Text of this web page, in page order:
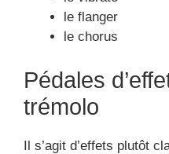
le flanger
le chorus
Pédales
trémolo
Il s’agit d’effets plutôt